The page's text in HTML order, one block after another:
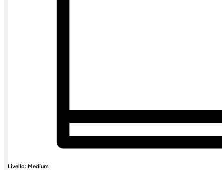
Livello: Medium